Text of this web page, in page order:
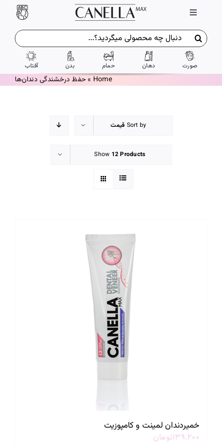
content
Toggle
Navigation
ورود / ثبت نام
جستجو
برای:
صورت دهان حمام بدن آفتاب
Home
»حفظ درخشندگی دندان‌ها
Sort by قیمت
Show 12 Products
خمیردندان لمینت و کامپوزیت
۱۳۹.۲۰۰تومان